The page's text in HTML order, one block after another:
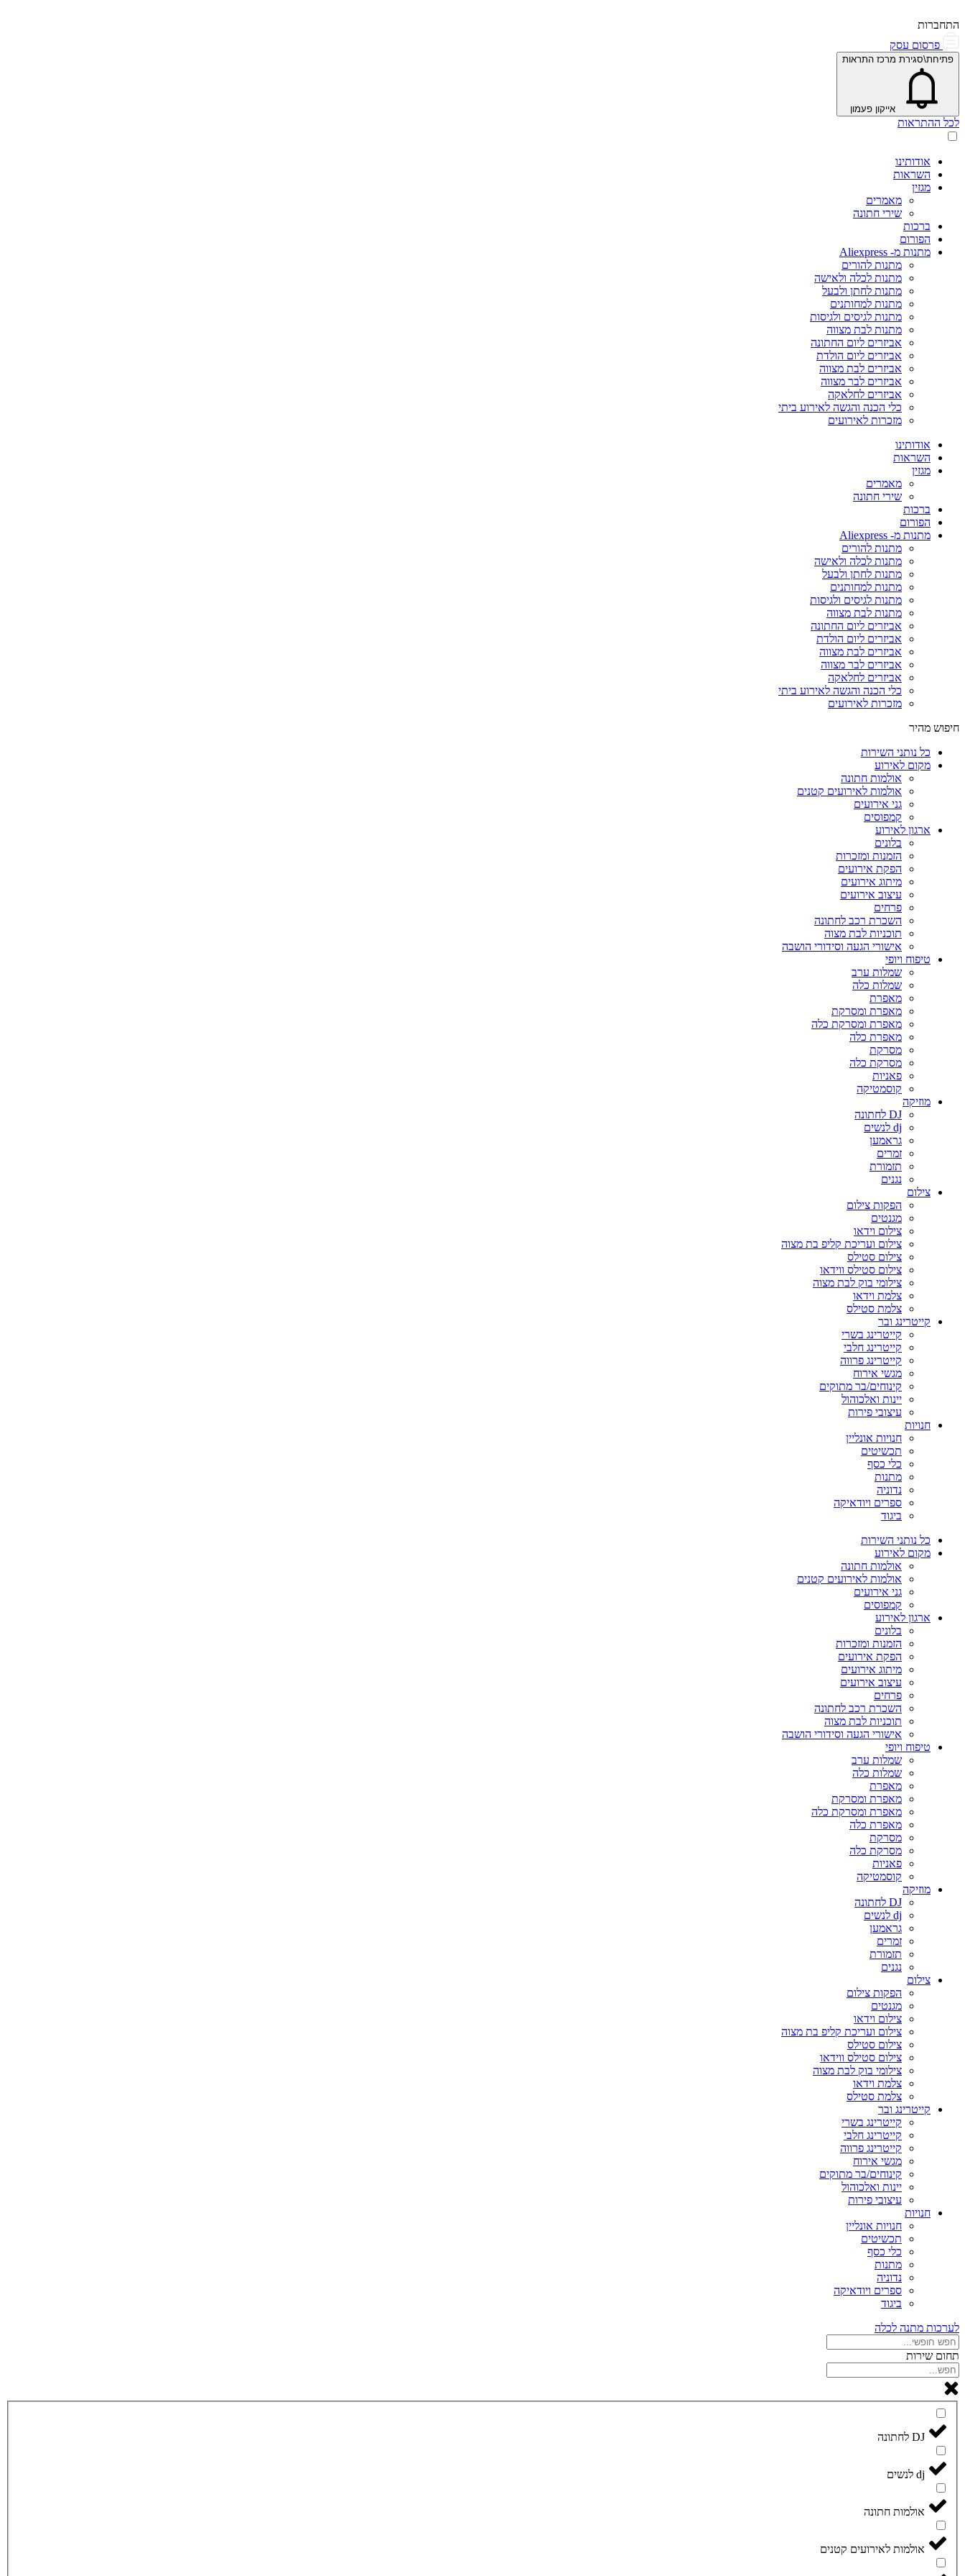
התחברות
פרסום עסק
פתיחת\סגירת מרכז התראות
אייקון פעמון
לכל ההתראות
אודותינו
השראות
מגזין
מאמרים
שירי חתונה
ברכות
הפורום
מתנות מ- Aliexpress
מתנות להורים
מתנות לכלה ולאישה
מתנות לחתן ולבעל
מתנות למחותנים
מתנות לגיסים ולגיסות
מתנות לבת מצווה
אביזרים ליום החתונה
אביזרים ליום הולדת
אביזרים לבת מצווה
אביזרים לבר מצווה
אביזרים לחלאקה
כלי הכנה והגשה לאירוע ביתי
מזכרות לאירועים
אודותינו
השראות
מגזין
מאמרים
שירי חתונה
ברכות
הפורום
מתנות מ- Aliexpress
מתנות להורים
מתנות לכלה ולאישה
מתנות לחתן ולבעל
מתנות למחותנים
מתנות לגיסים ולגיסות
מתנות לבת מצווה
אביזרים ליום החתונה
אביזרים ליום הולדת
אביזרים לבת מצווה
אביזרים לבר מצווה
אביזרים לחלאקה
כלי הכנה והגשה לאירוע ביתי
מזכרות לאירועים
חיפוש מהיר
כל נותני השירות
מקום לאירוע
אולמות חתונה
אולמות לאירועים קטנים
גני אירועים
קמפוסים
ארגון לאירוע
בלונים
הזמנות ומזכרות
הפקת אירועים
מיתוג אירועים
עיצוב אירועים
פרחים
השכרת רכב לחתונה
תוכניות לבת מצוה
אישורי הגעה וסידורי הושבה
טיפוח ויופי
שמלות ערב
שמלות כלה
מאפרת
מאפרת ומסרקת
מאפרת ומסרקת כלה
מאפרת כלה
מסרקת
מסרקת כלה
פאניות
קוסמטיקה
מוזיקה
DJ לחתונה
dj לנשים
גראמען
זמרים
תזמורת
נגנים
צילום
הפקות צילום
מגנטים
צילום וידאו
צילום ועריכת קליפ בת מצוה
צילום סטילס
צילום סטילס ווידאו
צילומי בוק לבת מצוה
צלמת וידאו
צלמת סטילס
קייטרינג ובר
קייטרינג בשרי
קייטרינג חלבי
קייטרינג פרווה
מגשי אירוח
קינוחים/בר מתוקים
יינות ואלכוהול
עיצובי פירות
חנויות
חנויות אונליין
תכשיטים
כלי כסף
מתנות
נדוניה
ספרים ויודאיקה
ביגוד
כל נותני השירות
מקום לאירוע
אולמות חתונה
אולמות לאירועים קטנים
גני אירועים
קמפוסים
ארגון לאירוע
בלונים
הזמנות ומזכרות
הפקת אירועים
מיתוג אירועים
עיצוב אירועים
פרחים
השכרת רכב לחתונה
תוכניות לבת מצוה
אישורי הגעה וסידורי הושבה
טיפוח ויופי
שמלות ערב
שמלות כלה
מאפרת
מאפרת ומסרקת
מאפרת ומסרקת כלה
מאפרת כלה
מסרקת
מסרקת כלה
פאניות
קוסמטיקה
מוזיקה
DJ לחתונה
dj לנשים
גראמען
זמרים
תזמורת
נגנים
צילום
הפקות צילום
מגנטים
צילום וידאו
צילום ועריכת קליפ בת מצוה
צילום סטילס
צילום סטילס ווידאו
צילומי בוק לבת מצוה
צלמת וידאו
צלמת סטילס
קייטרינג ובר
קייטרינג בשרי
קייטרינג חלבי
קייטרינג פרווה
מגשי אירוח
קינוחים/בר מתוקים
יינות ואלכוהול
עיצובי פירות
חנויות
חנויות אונליין
תכשיטים
כלי כסף
מתנות
נדוניה
ספרים ויודאיקה
ביגוד
לערכות מתנה לכלה
תחום שירות
DJ לחתונה
dj לנשים
אולמות חתונה
אולמות לאירועים קטנים